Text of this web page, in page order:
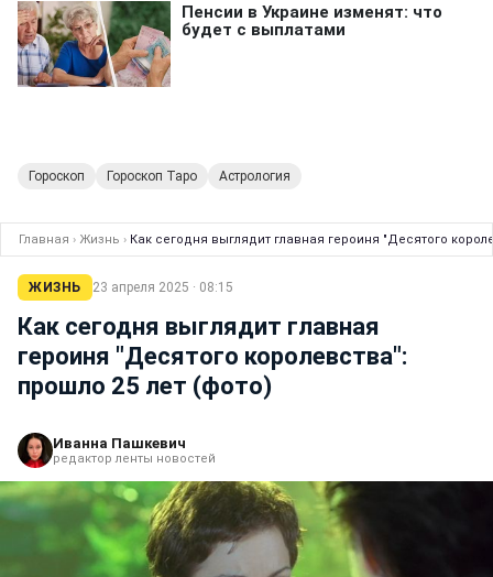
Гороскоп Гороскоп Таро Астрология
Главная › Жизнь › Как сегодня выглядит главная героиня "Десятого
ЖИЗНЬ 23 апреля 2025 · 08:15
Как сегодня выглядит главная
героиня "Десятого королевства":
прошло 25 лет (фото)
Иванна Пашкевич
редактор ленты новостей